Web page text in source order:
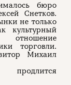
бюро
Снетков.
не только
культурный
отношение
торговли.
Михаил